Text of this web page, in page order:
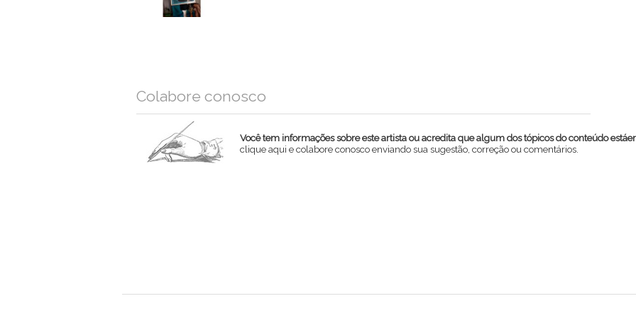
Colabore conosco
Você tem informações sobre este artista ou acredita que algum dos tópicos do conteúdo
clique aqui e colabore conosco enviando sua sugestão, correção ou comentários.